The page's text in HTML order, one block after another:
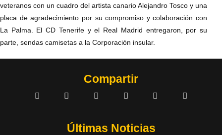
veteranos con un cuadro del artista canario Alejandro Tosco y una
placa de agradecimiento por su compromiso y colaboración con
La Palma. El CD Tenerife y el Real Madrid entregaron, por su
parte, sendas camisetas a la Corporación insular.
Compartir
Últimas Noticias